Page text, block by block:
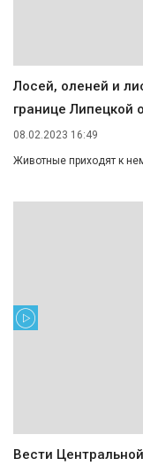
Лосей, оленей и
границе Липецкой
08.02.2023 16:49
Животные приходят к
Вести